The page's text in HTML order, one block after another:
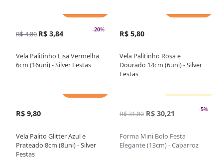
-20%
R$ 4,80 R$ 3,84
Vela Palitinho Lisa Vermelha
6cm (16uni) - Silver Festas
R$ 5,80
Vela Palitinho Rosa e
Dourado 14cm (6uni) - Silver
Festas
R$ 9,80
Vela Palito Glitter Azul e
Prateado 8cm (8uni) - Silver
Festas
-5%
R$ 31,80 R$ 30,21
Forma Mini Bolo Festa
Elegante (13cm) - Caparroz